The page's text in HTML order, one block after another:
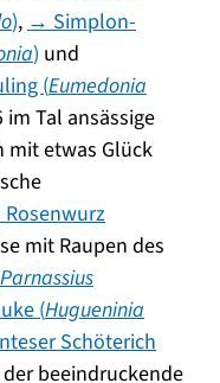
),→ Simplon-
) und
(Eumedonia
im Tal ansässige
mit etwas Glück
mit Raupen des
Parnassius
(Hugueninia
Schöterich
beeindruckende